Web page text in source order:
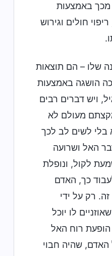
מכך באמצעות
חולים וגירוש
שלו – הם תוצאות
הושגה באמצעות
ויש דברים רבים
מעולם לא
בלי לשים לב לכך
האל ושרועה
לקול, ונופלת
כך, האדם
רק על ידי
לו יוכל
הופעת רוח האל
שהיה חבוי